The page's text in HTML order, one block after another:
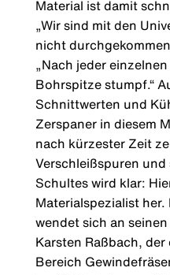
Material ist damit
„Wir sind mit den
nicht
„Nach jeder
Bohrspitze stumpf.“
Schnittwerten und
Zerspaner in diesem
nach kürzester Zeit
Verschleißspuren
Schultes wird klar:
Materialspezialist
wendet sich an
Karsten Raßbach,
Bereich